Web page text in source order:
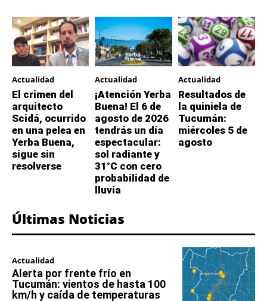
Actualidad
El crimen del
arquitecto
Scidá, ocurrido
en una pelea en
Yerba Buena,
sigue sin
resolverse
Actualidad
¡Atención Yerba
Buena! El 6 de
agosto de 2026
tendrás un día
espectacular:
sol radiante y
31°C con cero
probabilidad de
lluvia
Actualidad
Resultados de
la quiniela de
Tucumán:
miércoles 5 de
agosto
Últimas Noticias
Actualidad
Alerta por frente frío en
Tucumán: vientos de hasta 100
km/h y caída de temperaturas